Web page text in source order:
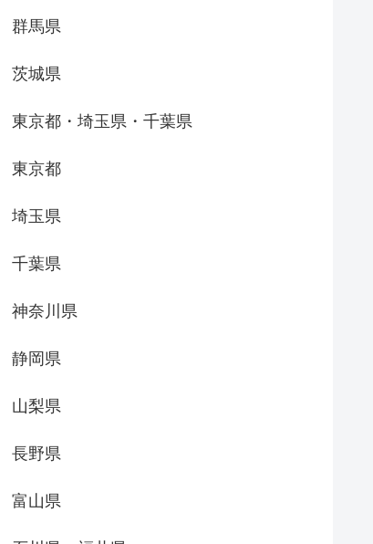
群馬県
茨城県
東京都・埼玉県・千葉県
東京都
埼玉県
千葉県
神奈川県
静岡県
山梨県
長野県
富山県